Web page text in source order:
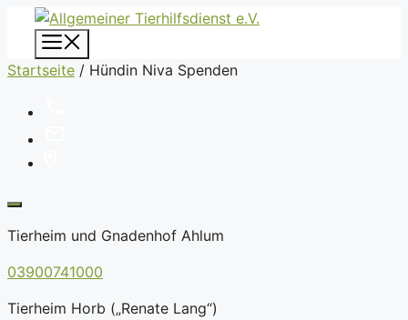
Zum
Inhalt
springen
Startseite / Hündin Niva Spenden
Tierheim und Gnadenhof Ahlum
03900741000
Tierheim Horb („Renate Lang“)